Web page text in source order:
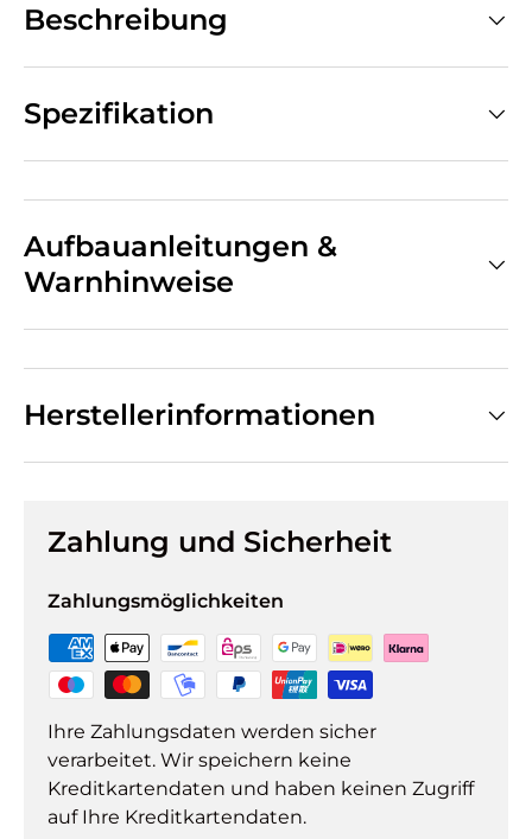
Beschreibung
Spezifikation
Aufbauanleitungen &
Warnhinweise
Herstellerinformationen
Zahlung und Sicherheit
Zahlungsmöglichkeiten
Ihre Zahlungsdaten werden sicher
verarbeitet. Wir speichern keine
Kreditkartendaten und haben keinen Zugriff
auf Ihre Kreditkartendaten.